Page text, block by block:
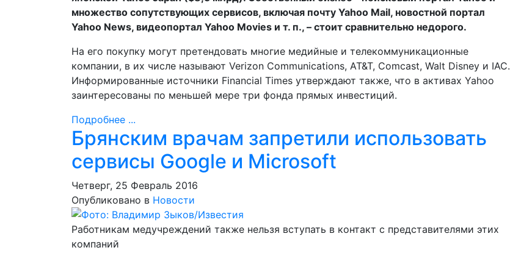
множество сопутствующих сервисов, включая почту Yahoo Mail, новостной портал
Yahoo News, видеопортал Yahoo Movies и т. п., – стоит сравнительно недорого.
На его покупку могут претендовать многие медийные и телекоммуникационные
компании, в их числе называют Verizon Communications, AT&T, Comcast, Walt Disney и IAC.
Информированные источники Financial Times утверждают также, что в активах Yahoo
заинтересованы по меньшей мере три фонда прямых инвестиций.
Подробнее ...
Брянским врачам запретили использовать
сервисы Google и Microsoft
Четверг, 25 Февраль 2016
Опубликовано в Новости
Работникам медучреждений также нельзя вступать в контакт с представителями этих
компаний